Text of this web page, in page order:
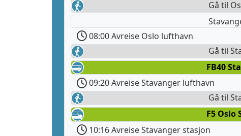
Gå til
08:00 Avreise Oslo lufthavn
Gå til
FB40
09:20 Avreise Stavanger lufthavn
Gå til
F5 Oslo
10:16 Avreise Stavanger stasjon